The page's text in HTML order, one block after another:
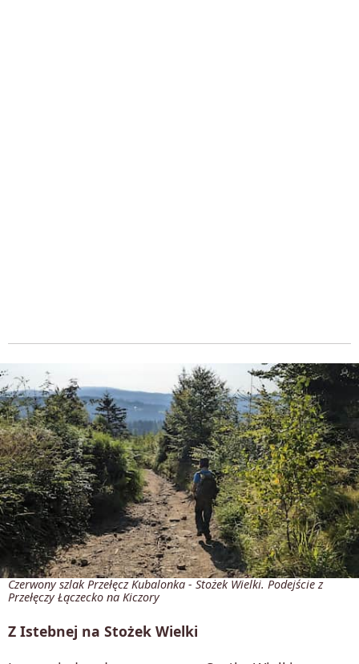
Czerwony szlak Przełęcz Kubalonka - Stożek Wielki. Podejście z
Przełęczy Łączecko na Kiczory
Z Istebnej na Stożek Wielki